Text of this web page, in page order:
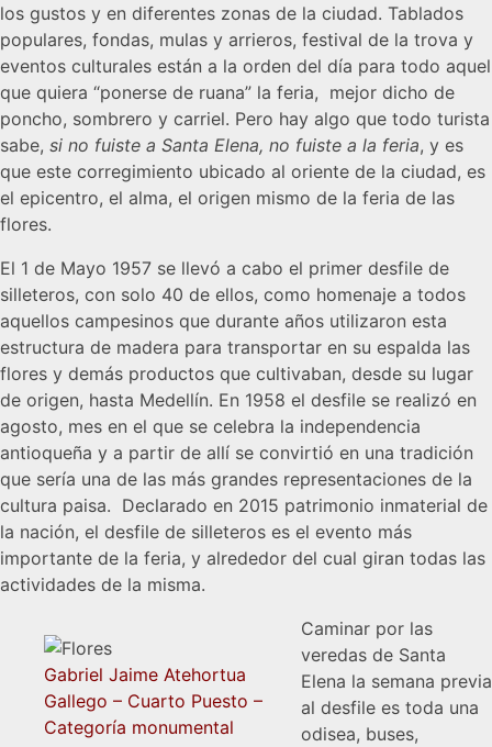
los gustos y en diferentes zonas de la ciudad. Tablados
populares, fondas, mulas y arrieros, festival de la trova y
eventos culturales están a la orden del día para todo aquel
que quiera “ponerse de ruana” la feria, mejor dicho de
poncho, sombrero y carriel. Pero hay algo que todo turista
sabe, si no fuiste a Santa Elena, no fuiste a la feria, y es
que este corregimiento ubicado al oriente de la ciudad, es
el epicentro, el alma, el origen mismo de la feria de las
flores.
El 1 de Mayo 1957 se llevó a cabo el primer desfile de
silleteros, con solo 40 de ellos, como homenaje a todos
aquellos campesinos que durante años utilizaron esta
estructura de madera para transportar en su espalda las
flores y demás productos que cultivaban, desde su lugar
de origen, hasta Medellín. En 1958 el desfile se realizó en
agosto, mes en el que se celebra la independencia
antioqueña y a partir de allí se convirtió en una tradición
que sería una de las más grandes representaciones de la
cultura paisa. Declarado en 2015 patrimonio inmaterial de
la nación, el desfile de silleteros es el evento más
importante de la feria, y alrededor del cual giran todas las
actividades de la misma.
Gabriel Jaime Atehortua
Gallego – Cuarto Puesto –
Categoría monumental
Caminar por las
veredas de Santa
Elena la semana previa
al desfile es toda una
odisea, buses,